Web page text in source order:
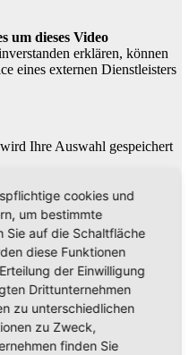
um dieses Video
erklären, können
eines externen Dienstleisters
Ihre Auswahl gespeichert
cookies und
um bestimmte
Sie auf die Schaltfläche
diese Funktionen
der Einwilligung
Drittunternehmen
zu unterschiedlichen
zu Zweck,
finden Sie